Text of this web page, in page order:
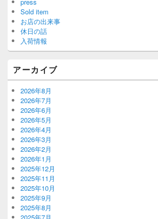
Sold item
お店の出来事
休日の話
入荷情報
アーカイブ
2026年8月
2026年7月
2026年6月
2026年5月
2026年4月
2026年3月
2026年2月
2026年1月
2025年12月
2025年11月
2025年10月
2025年9月
2025年8月
2025年7月